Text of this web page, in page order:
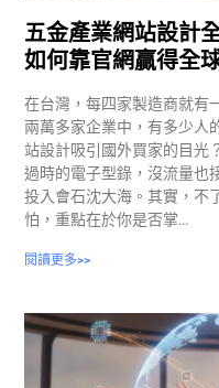
五金產業網站設計
如何靠官網贏得全
在台灣，每四家製造商就有
兩萬多家企業中，有多少人
站設計吸引國外買家的目光
過時的電子型錄，沒流量也
投入會石沈大海。其實，不
怕，重點在於你是否掌…
閱讀更多>>